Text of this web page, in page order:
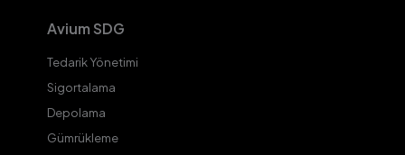
Avium SDG
Tedarik Yönetimi
Sigortalama
Depolama
Gümrükleme